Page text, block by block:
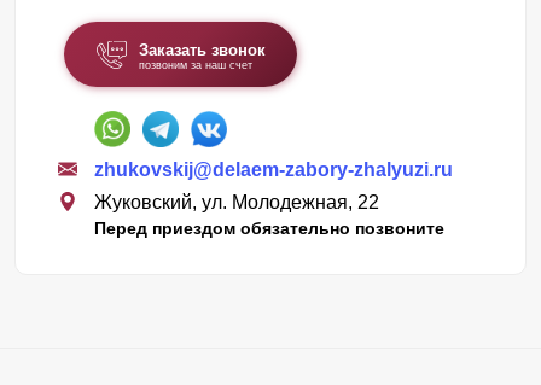
Заказать звонок
позвоним за наш счет
zhukovskij@delaem-zabory-zhalyuzi.ru
Жуковский, ул. Молодежная, 22
Перед приездом обязательно позвоните